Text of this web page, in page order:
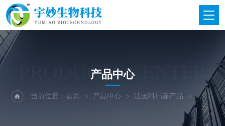
PRODUCTS CENTER
产品中心
当前位置：首页 产品中心 法国科玛嘉产品 科玛嘉